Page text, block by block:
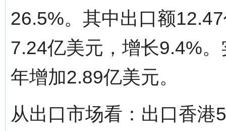
26.5%。其中出口额
7.24亿美元，增长9.4%
年增加2.89亿美元。
从出口市场看：出口香